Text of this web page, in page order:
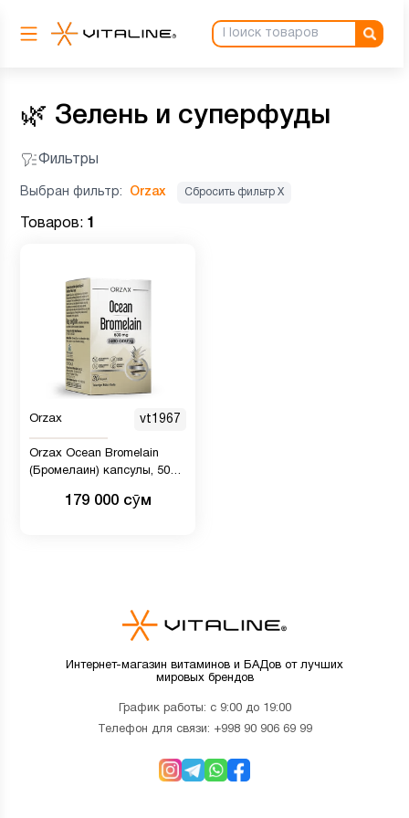
🌿 Зелень и суперфуды
Фильтры
Выбран фильтр: Orzax Сбросить фильтр Х
Товаров: 1
Orzax vt1967
Orzax Ocean Bromelain
(Бромелаин) капсулы, 500
179 000 сӯм
Интернет-магазин витаминов и БАДов от лучших
мировых брендов
График работы: с 9:00 до 19:00
Телефон для связи: +998 90 906 69 99